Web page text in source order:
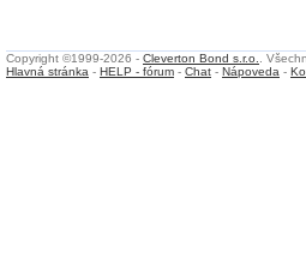
Copyright ©1999-2026 - Cleverton Bond s.r.o.
.
Hlavná stránka - HELP - fórum - Chat - Nápoveda -